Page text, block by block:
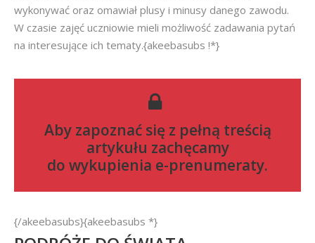
wykonywać oraz omawiał plusy i minusy danego zawodu.
W czasie zajęć uczniowie mieli możliwość zadawania pytań
na interesujące ich tematy.{akeebasubs !*}
Aby zapoznać się z pełną treścią
artykułu zachęcamy
do wykupienia e-prenumeraty.
{/akeebasubs}{akeebasubs *}